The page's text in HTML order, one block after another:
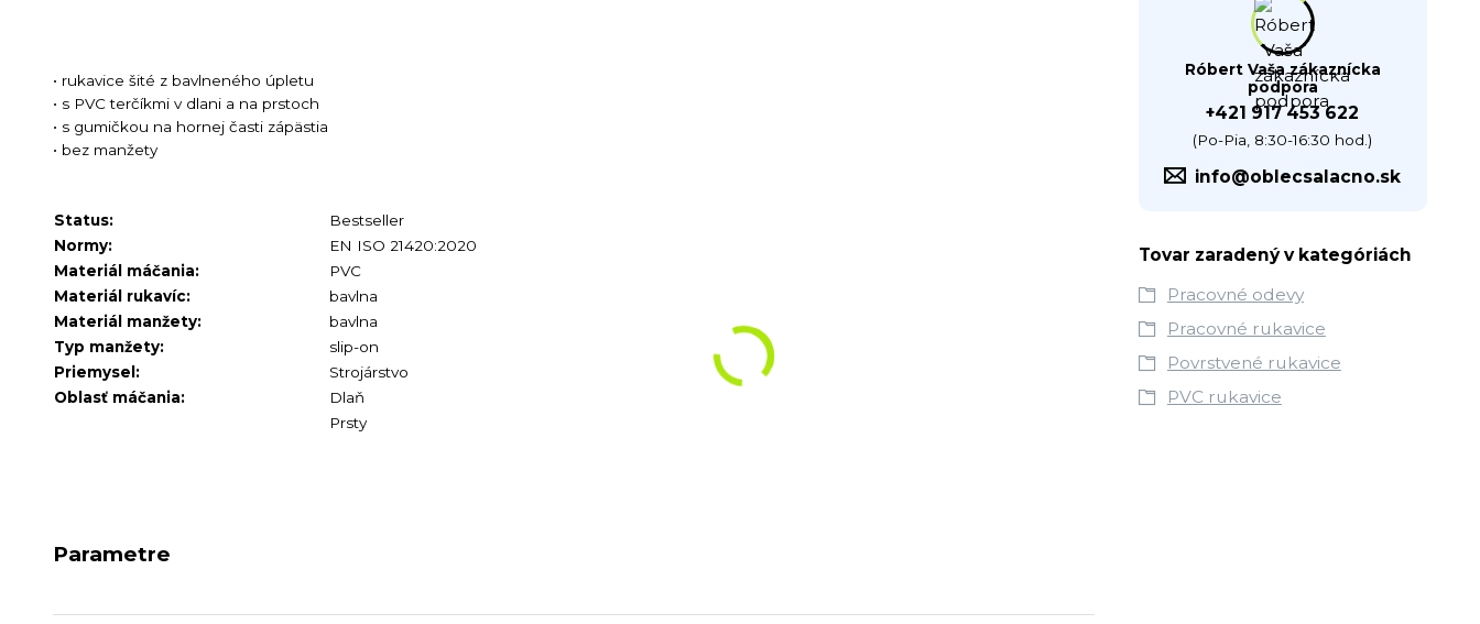
• rukavice šité z bavlneného úpletu
• s PVC terčíkmi v dlani a na prstoch
• s gumičkou na hornej časti zápästia
• bez manžety
Status:
Bestseller
Normy:
EN ISO 21420:2020
Materiál máčania:
PVC
Materiál rukavíc:
bavlna
Materiál manžety:
bavlna
Typ manžety:
slip-on
Priemysel:
Strojárstvo
Oblasť máčania:
Dlaň
Prsty
Parametre
Róbert Vaša zákaznícka
podpora
+421 917 453 622
(Po-Pia, 8:30-16:30 hod.)
info@oblecsalacno.sk
Tovar zaradený v kategóriách
Pracovné odevy
Pracovné rukavice
Povrstvené rukavice
PVC rukavice